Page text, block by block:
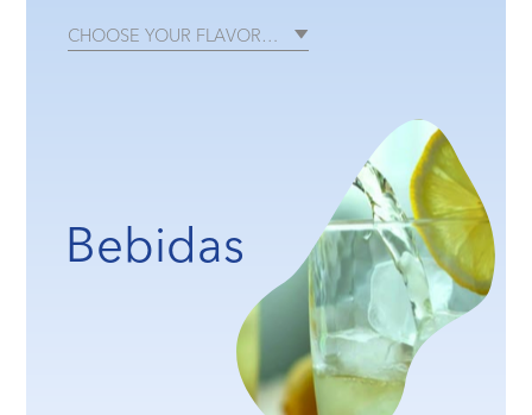
CHOOSE YOUR FLAVOR…
Bebidas